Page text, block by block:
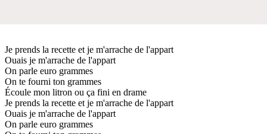
Je prends la recette et je m'arrache de l'appart
Ouais je m'arrache de l'appart
On parle euro grammes
On te fourni ton grammes
Écoule mon litron ou ça fini en drame
Je prends la recette et je m'arrache de l'appart
Ouais je m'arrache de l'appart
On parle euro grammes